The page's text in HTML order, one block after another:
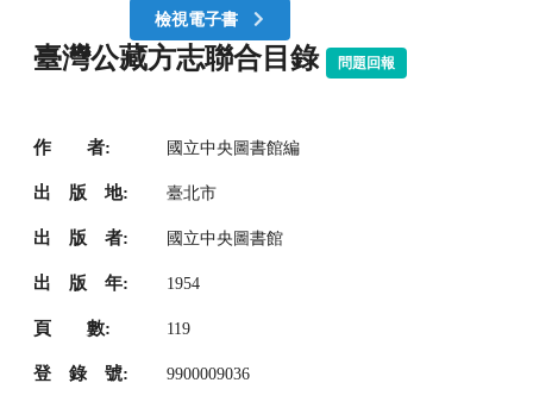
檢視電子書
臺灣公藏方志聯合目錄 問題回報
作 者: 國立中央圖書館編
出 版 地: 臺北市
出 版 者: 國立中央圖書館
出 版 年: 1954
頁 數: 119
登 錄 號: 9900009036